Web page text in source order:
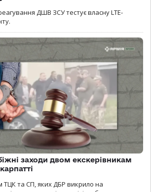
ДШВ ЗСУ тестує власну LTE-
заходи двом екскерівникам
ТЦК та СП, яких ДБР викрило на